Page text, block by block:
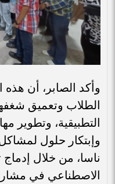
وأكد الصابر، أن
الطلاب وتعميق
التطبيقية، وتطوير
وإبتكار حلول
ناسا، من خلال إدماج
الاصطناعي في